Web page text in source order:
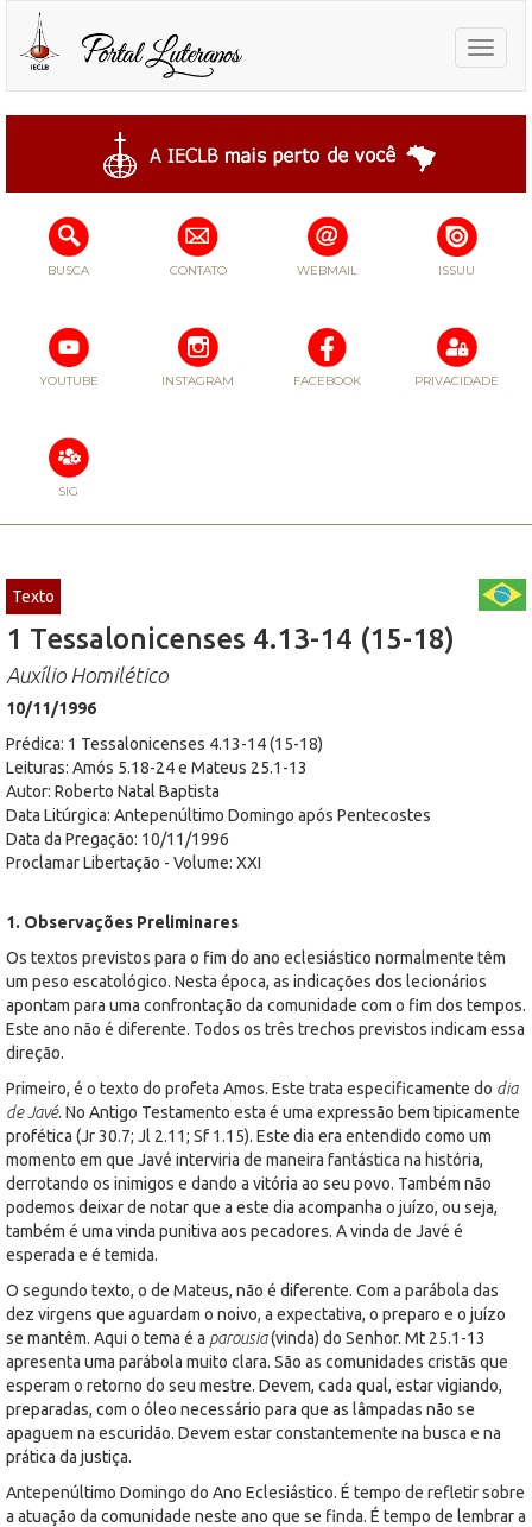
Toggle
BUSCA CONTATO WEBMAIL ISSUU
YOUTUBE INSTAGRAM FACEBOOK PRIVACIDADE
SIG
Texto
1 Tessalonicenses 4.13-14 (15-18)
Auxílio Homilético
10/11/1996
Prédica: 1 Tessalonicenses 4.13-14 (15-18)
Leituras: Amós 5.18-24 e Mateus 25.1-13
Autor: Roberto Natal Baptista
Data Litúrgica: Antepenúltimo Domingo após Pentecostes
Data da Pregação: 10/11/1996
Proclamar Libertação - Volume: XXI
1. Observações Preliminares
Os textos previstos para o fim do ano eclesiástico normalmente têm
um peso escatológico. Nesta época, as indicações dos lecionários
apontam para uma confrontação da comunidade com o fim dos tempos.
Este ano não é diferente. Todos os três trechos previstos indicam essa
direção.
Primeiro, é o texto do profeta Amos. Este trata especificamente do dia
de Javé. No Antigo Testamento esta é uma expressão bem tipicamente
profética (Jr 30.7; Jl 2.11; Sf 1.15). Este dia era entendido como um
momento em que Javé interviria de maneira fantástica na história,
derrotando os inimigos e dando a vitória ao seu povo. Também não
podemos deixar de notar que a este dia acompanha o juízo, ou seja,
também é uma vinda punitiva aos pecadores. A vinda de Javé é
esperada e é temida.
O segundo texto, o de Mateus, não é diferente. Com a parábola das
dez virgens que aguardam o noivo, a expectativa, o preparo e o juízo
se mantêm. Aqui o tema é a parousia(vinda) do Senhor. Mt 25.1-13
apresenta uma parábola muito clara. São as comunidades cristãs que
esperam o retorno do seu mestre. Devem, cada qual, estar vigiando,
preparadas, com o óleo necessário para que as lâmpadas não se
apaguem na escuridão. Devem estar constantemente na busca e na
prática da justiça.
Antepenúltimo Domingo do Ano Eclesiástico. É tempo de refletir sobre
a atuação da comunidade neste ano que se finda. É tempo de lembrar a